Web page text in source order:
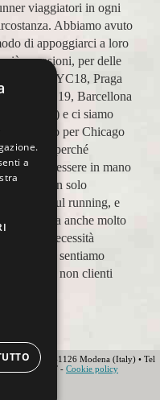
Alla prossima e
Buranti
Fornaci 20 • 41126 Modena (Italy) • Tel
• FIAVET - Cookie policy
a